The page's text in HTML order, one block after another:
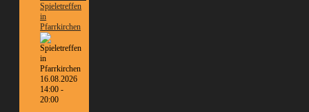
Spieletreffen
in
Pfarrkirchen
16.08.2026
14:00 -
20:00